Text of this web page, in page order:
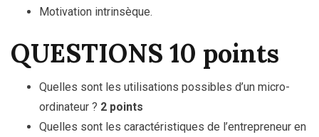
Motivation intrinsèque.
QUESTIONS 10 points
Quelles sont les utilisations possibles d’un micro-
ordinateur ? 2 points
Quelles sont les caractéristiques de l’entrepreneur en